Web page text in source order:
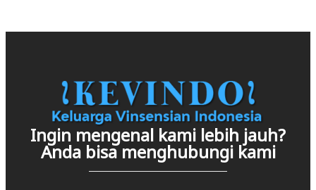
Ingin mengenal kami lebih jauh?
Anda bisa menghubungi kami